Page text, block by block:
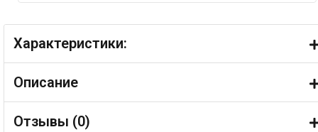
Характеристики:
Описание
Отзывы (0)